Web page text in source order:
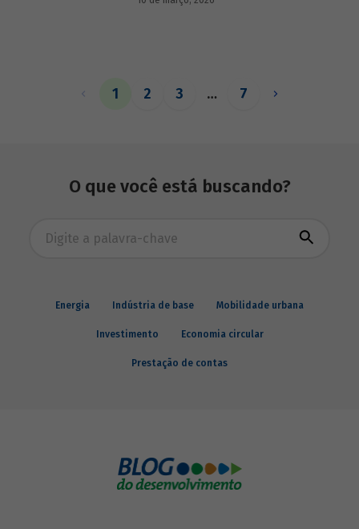
1 2 3 … 7
O que você está buscando?
Energia Indústria de base Mobilidade urbana
Investimento Economia circular
Prestação de contas